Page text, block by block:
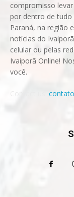
compromisso
por dentro de tudo
Paraná, na região
notícias do
celular ou pelas
Ivaiporã Online!
você.